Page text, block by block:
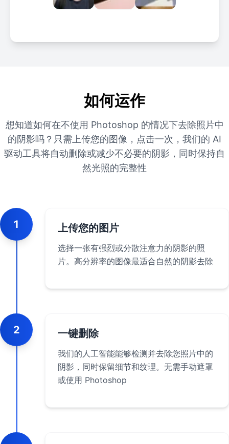
如何运作
想知道如何在不使用 Photoshop 的情况下去除照片中
的阴影吗？只需上传您的图像，点击一次，我们的 AI
驱动工具将自动删除或减少不必要的阴影，同时保持自
然光照的完整性
1 上传您的图片
选择一张有强烈或分散注意力的阴影的照
片。高分辨率的图像最适合自然的阴影去除
2 一键删除
我们的人工智能能够检测并去除您照片中的
阴影，同时保留细节和纹理。无需手动遮罩
或使用 Photoshop